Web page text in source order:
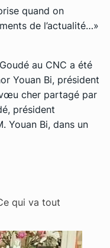
quand on
de l’actualité…»
au CNC a été
Youan Bi, président
cher partagé par
président
Youan Bi, dans un
qui va tout